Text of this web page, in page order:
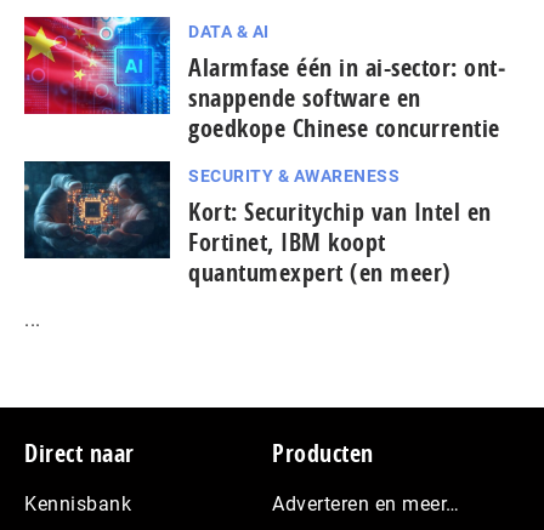
DATA & AI
Alarmfase één in ai-sector: ont­
snap­pen­de software en
goedkope Chinese con­cur­ren­tie
SECURITY & AWARENESS
Kort: Se­cu­ri­ty­chip van Intel en
Fortinet, IBM koopt
quantumexpert (en meer)
...
Footer
Direct naar
Kennisbank
Producten
Adverteren en meer…